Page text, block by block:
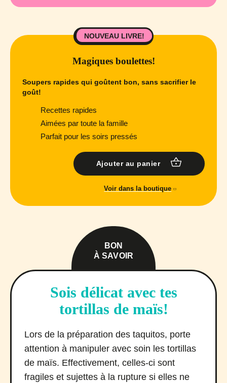
NOUVEAU LIVRE!
Magiques boulettes!
Soupers rapides qui goûtent bon, sans sacrifier le
goût!
Recettes rapides
Aimées par toute la famille
Parfait pour les soirs pressés
Ajouter au panier
Voir dans la boutique
BON
À SAVOIR
Sois délicat avec tes
tortillas de maïs!
Lors de la préparation des taquitos, porte
attention à manipuler avec soin les tortillas
de maïs. Effectivement, celles-ci sont
fragiles et sujettes à la rupture si elles ne